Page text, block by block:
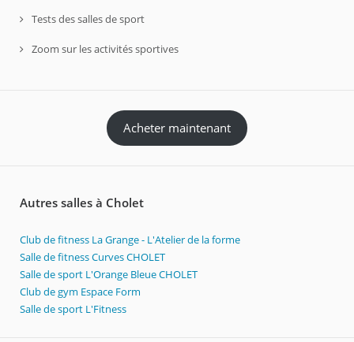
Tests des salles de sport
Zoom sur les activités sportives
Acheter maintenant
Autres salles à Cholet
Club de fitness La Grange - L'Atelier de la forme
Salle de fitness Curves CHOLET
Salle de sport L'Orange Bleue CHOLET
Club de gym Espace Form
Salle de sport L'Fitness